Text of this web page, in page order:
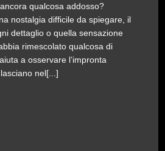
qualcosa addosso?
nostalgia difficile da spiegare, il
dettaglio o quella sensazione
rimescolato qualcosa di
a osservare l’impronta
nel[...]